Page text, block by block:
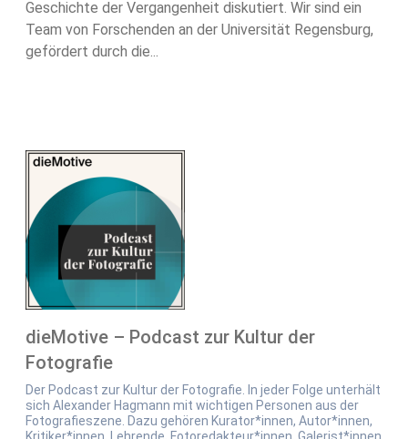
Geschichte der Vergangenheit diskutiert. Wir sind ein
Team von Forschenden an der Universität Regensburg,
gefördert durch die...
dieMotive – Podcast zur Kultur der
Fotografie
Der Podcast zur Kultur der Fotografie. In jeder Folge unterhält
sich Alexander Hagmann mit wichtigen Personen aus der
Fotografieszene. Dazu gehören Kurator*innen, Autor*innen,